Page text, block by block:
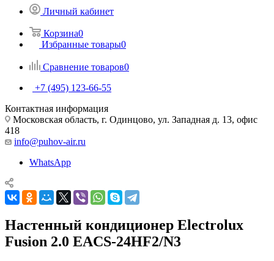
Личный кабинет
Корзина0
Избранные товары0
Сравнение товаров0
+7 (495) 123-66-55
Контактная информация
Московская область, г. Одинцово, ул. Западная д. 13, офис
418
info@puhov-air.ru
WhatsApp
Настенный кондиционер Electrolux
Fusion 2.0 EACS-24HF2/N3